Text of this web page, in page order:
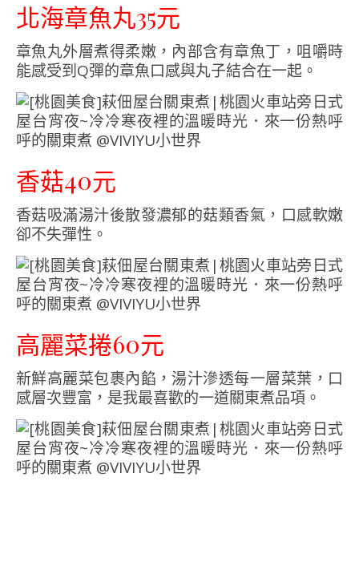
北海章魚丸35元
章魚丸外層煮得柔嫩，內部含有章魚丁，咀嚼時
能感受到Q彈的章魚口感與丸子結合在一起。
香菇40元
香菇吸滿湯汁後散發濃郁的菇類香氣，口感軟嫩
卻不失彈性。
高麗菜捲60元
新鮮高麗菜包裹內餡，湯汁滲透每一層菜葉，口
感層次豐富，是我最喜歡的一道關東煮品項。